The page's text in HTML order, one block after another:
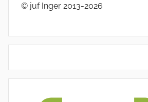
© juf Inger 2013-2026